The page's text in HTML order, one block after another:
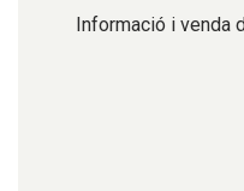
Informació i venda